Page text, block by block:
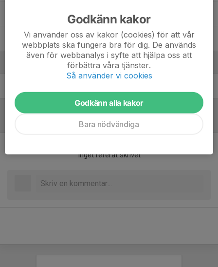
Maja Lindberg
Milla Sköld
Inget referat skrivet
Godkänn kakor
Vi använder oss av kakor (cookies) för att vår
webbplats ska fungera bra för dig. De används
även för webbanalys i syfte att hjälpa oss att
förbättra våra tjänster.
Så använder vi cookies
Godkänn alla kakor
Bara nödvändiga